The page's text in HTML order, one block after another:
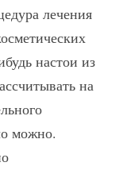
лечения
настои из
на
можно.